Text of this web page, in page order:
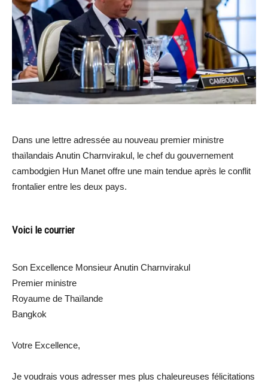
Dans une lettre adressée au nouveau premier ministre
thaïlandais Anutin Charnvirakul, le chef du gouvernement
cambodgien Hun Manet offre une main tendue après le conflit
frontalier entre les deux pays.
Voici le courrier
Son Excellence Monsieur Anutin Charnvirakul
Premier ministre
Royaume de Thaïlande
Bangkok
Votre Excellence,
Je voudrais vous adresser mes plus chaleureuses félicitations